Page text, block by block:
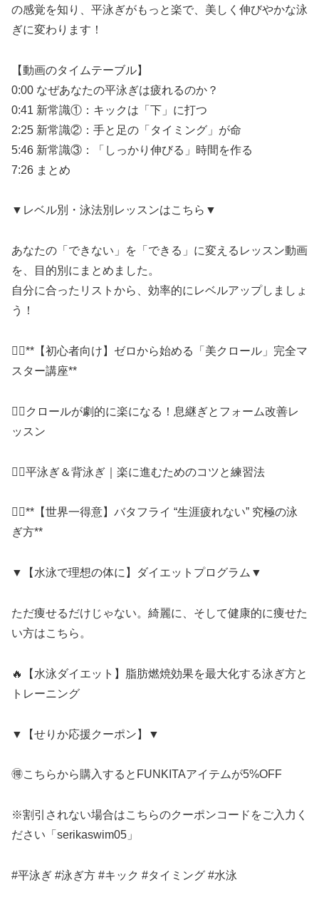
の感覚を知り、平泳ぎがもっと楽で、美しく伸びやかな泳
ぎに変わります！
【動画のタイムテーブル】
0:00 なぜあなたの平泳ぎは疲れるのか？
0:41 新常識①：キックは「下」に打つ
2:25 新常識②：手と足の「タイミング」が命
5:46 新常識③：「しっかり伸びる」時間を作る
7:26 まとめ
▼レベル別・泳法別レッスンはこちら▼
あなたの「できない」を「できる」に変えるレッスン動画
を、目的別にまとめました。
自分に合ったリストから、効率的にレベルアップしましょ
う！
🏊‍♂️**【初心者向け】ゼロから始める「美クロール」完全マ
スター講座**
🏊‍♂️クロールが劇的に楽になる！息継ぎとフォーム改善レ
ッスン
🏊‍♂️平泳ぎ＆背泳ぎ｜楽に進むためのコツと練習法
🏊‍♂️**【世界一得意】バタフライ “生涯疲れない” 究極の泳
ぎ方**
▼【水泳で理想の体に】ダイエットプログラム▼
ただ痩せるだけじゃない。綺麗に、そして健康的に痩せた
い方はこちら。
🔥【水泳ダイエット】脂肪燃焼効果を最大化する泳ぎ方と
トレーニング
▼【せりか応援クーポン】▼
🉐こちらから購入するとFUNKITAアイテムが5%OFF
※割引されない場合はこちらのクーポンコードをご入力く
ださい「serikaswim05」
#平泳ぎ #泳ぎ方 #キック #タイミング #水泳